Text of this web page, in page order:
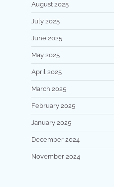
August 2025
July 2025
June 2025
May 2025
April 2025
March 2025
February 2025
January 2025
December 2024
November 2024